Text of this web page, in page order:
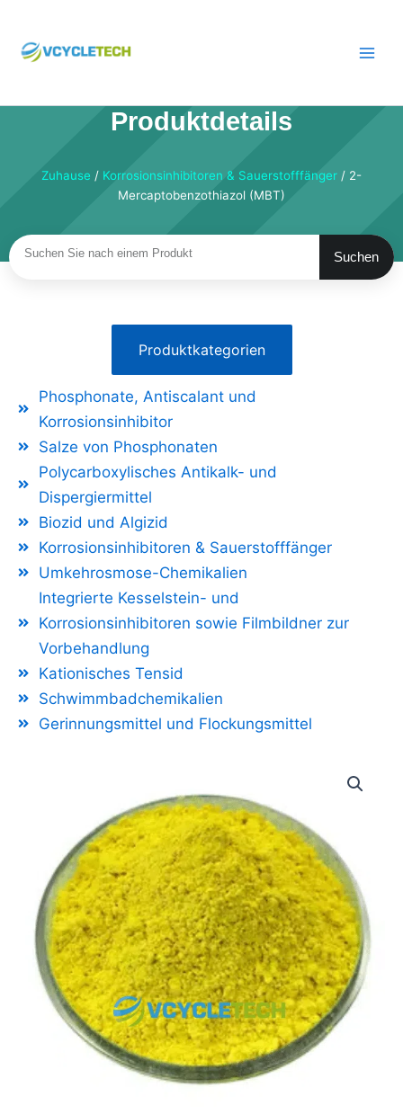
springen
Produktdetails
Zuhause / Korrosionsinhibitoren & Sauerstofffänger / 2-
Mercaptobenzothiazol (MBT)
Suchen
Produktkategorien
Phosphonate, Antiscalant und
Korrosionsinhibitor
Salze von Phosphonaten
Polycarboxylisches Antikalk- und
Dispergiermittel
Biozid und Algizid
Korrosionsinhibitoren & Sauerstofffänger
Umkehrosmose-Chemikalien
Integrierte Kesselstein- und
Korrosionsinhibitoren sowie Filmbildner zur
Vorbehandlung
Kationisches Tensid
Schwimmbadchemikalien
Gerinnungsmittel und Flockungsmittel